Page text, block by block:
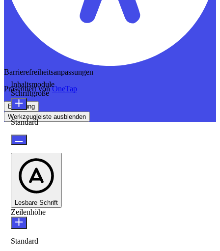
Barrierefreiheitsanpassungen
Präsentiert vonOneTap
Erklärung
Werkzeugleiste ausblenden
Inhaltsmodule
Schriftgröße
Standard
Lesbare Schrift
Zeilenhöhe
Standard